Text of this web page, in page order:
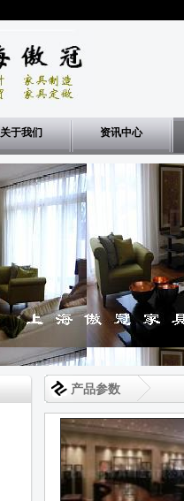
关于我们 资讯中心
产品参数